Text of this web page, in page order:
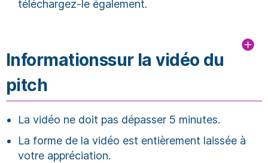
téléchargez-le également.
Informationssur la vidéo du
pitch
La vidéo ne doit pas dépasser 5 minutes.
La forme de la vidéo est entièrement laissée à
votre appréciation.